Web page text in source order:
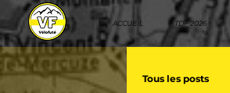
ACCUEIL TDF 2026
Tous les posts